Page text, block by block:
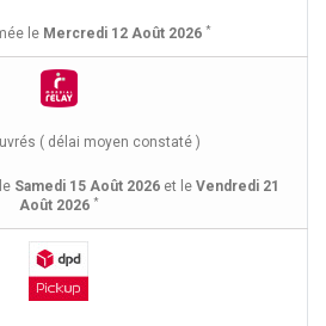
le Mercredi 12 Août 2026 *
( délai moyen constaté )
Samedi 15 Août 2026et le Vendredi 21
Août 2026 *